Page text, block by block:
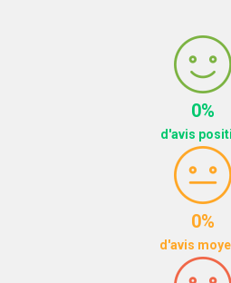
0%
d'avis
0%
d'avis